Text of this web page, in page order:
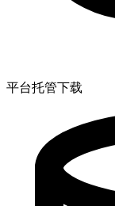
平台托管下载